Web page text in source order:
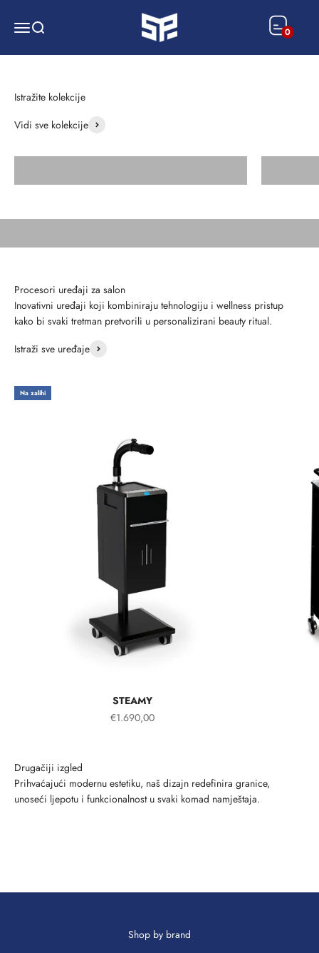
SP OPREMA
0
Vidi sve kolekcije
Frizerske stolice
Yume SPA
Inovativni uređaji koji kombiniraju tehnologiju i wellness pristup
kako bi svaki tretman pretvorili u personalizirani beauty ritual.
Istraži sve uređaje
Na zalihi
STEAMY
€1.690,00
Prihvaćajući modernu estetiku, naš dizajn redefinira granice,
unoseći ljepotu i funkcionalnost u svaki komad namještaja.
Shop by brand